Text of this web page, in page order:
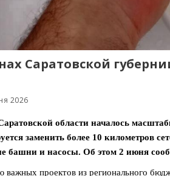
Саратовской
2026
области началось
заменить более 10 километров
башни и насосы. Об этом 2 июня
важных проектов из регионального